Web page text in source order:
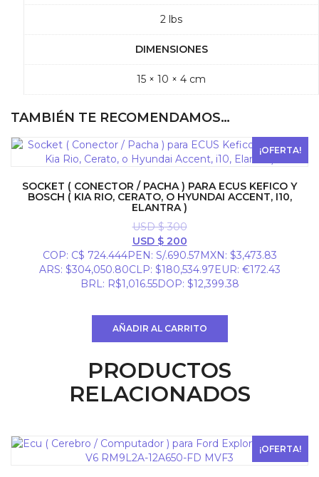
2 lbs
DIMENSIONES
15 × 10 × 4 cm
TAMBIÉN TE RECOMENDAMOS…
¡OFERTA!
SOCKET ( CONECTOR / PACHA ) PARA ECUS KEFICO Y
BOSCH ( KIA RIO, CERATO, O HYUNDAI ACCENT, I10,
ELANTRA )
USD $300
El
precio
original
era:
USD $200El
precio
actual
es:
COP: C$ 724.444PEN: S/.690.57MXN: $3,473.83
ARS: $304,050.80CLP: $180,534.97EUR: €172.43
BRL: R$1,016.55DOP: $12,399.38
AÑADIR AL CARRITO
PRODUCTOS
RELACIONADOS
¡OFERTA!